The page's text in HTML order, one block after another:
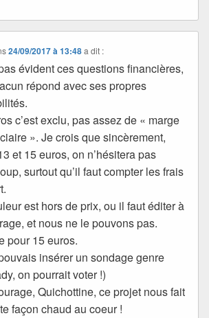
24/09/2017 à 13:48 a dit :
évident ces questions financières,
répond avec ses propres
c’est exclu, pas assez de « marge
». Je crois que sincèrement,
et 15 euros, on n’hésitera pas
surtout qu’il faut compter les frais
est hors de prix, ou il faut éditer à
et nous ne le pouvons pas.
pour 15 euros.
insérer un sondage genre
on pourrait voter !)
Quichottine, ce projet nous fait
façon chaud au coeur !